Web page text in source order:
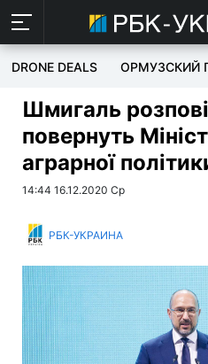
DRONE DEALS ОРМУЗСКИЙ
Шмигаль
повернуть
аграрної
14:44 16.12.2020 Ср
РБК-УКРАИНА